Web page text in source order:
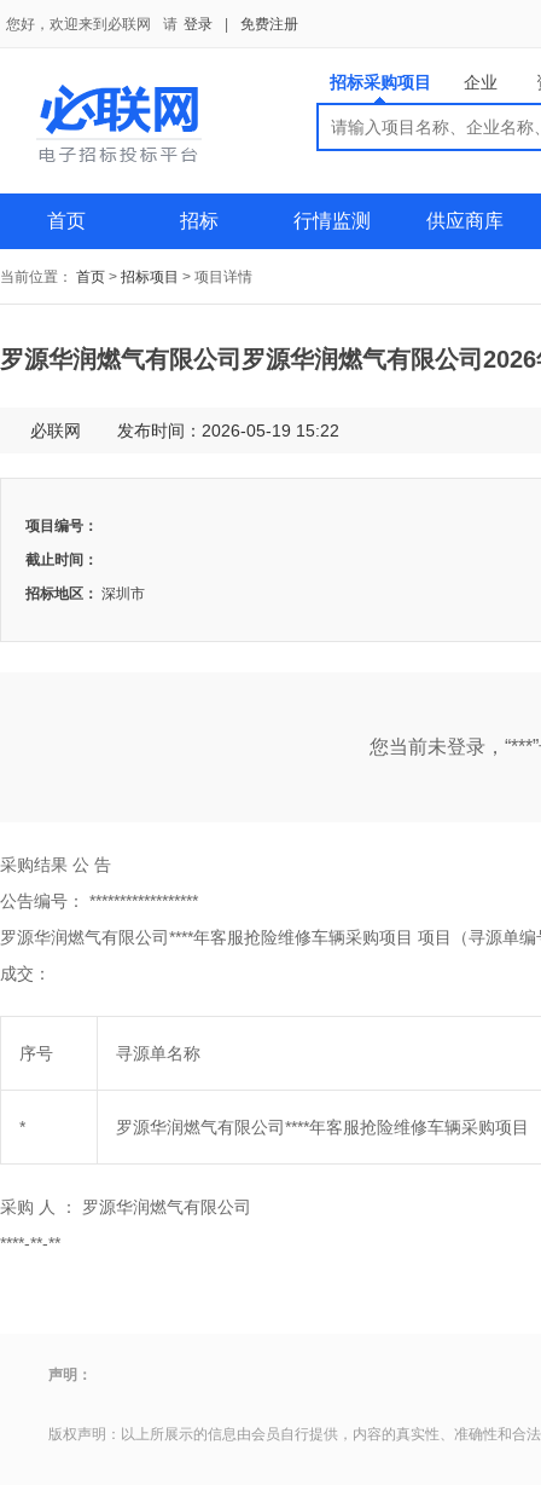
您好，欢迎来到必联网 请 登录 免费注册
招标采购项目 企业
首页 招标 行情监测 供应商库
当前位置： 首页 > 招标项目 > 项目详情
罗源华润燃气有限公司罗源华润燃气有限公司
必联网 发布时间：2026-05-19 15:22
项目编号：
截止时间：
招标地区： 深圳市
您当前未登录，
采购结果 公 告
公告编号：
******************
罗源华润燃气有限公司****年客服抢险维修车辆采购项目 项目（寻源单编
成交：
序号 寻源单名称
* 罗源华润燃气有限公司****年客服抢险维修车辆采购项目
采购 人 ：
罗源华润燃气有限公司
****-**-**
声明：
版权声明：以上所展示的信息由会员自行提供，内容的真实性、准确性和合